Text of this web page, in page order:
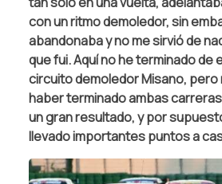
con un ritmo demoledor, sin
abandonaba y no me sirvió de
que fui. Aquí no he terminado de
circuito demoledor Misano, pero
haber terminado ambas
un gran resultado, y por
llevado importantes puntos a